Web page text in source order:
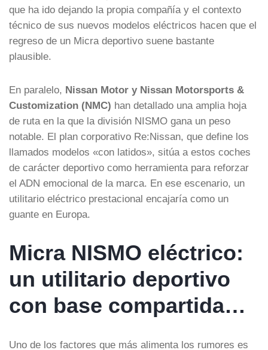
que ha ido dejando la propia compañía y el contexto
técnico de sus nuevos modelos eléctricos hacen que el
regreso de un Micra deportivo suene bastante
plausible.
En paralelo, Nissan Motor y Nissan Motorsports &
Customization (NMC) han detallado una amplia hoja
de ruta en la que la división NISMO gana un peso
notable. El plan corporativo Re:Nissan, que define los
llamados modelos «con latidos», sitúa a estos coches
de carácter deportivo como herramienta para reforzar
el ADN emocional de la marca. En ese escenario, un
utilitario eléctrico prestacional encajaría como un
guante en Europa.
Micra NISMO eléctrico:
un utilitario deportivo
con base compartida…
Uno de los factores que más alimenta los rumores es